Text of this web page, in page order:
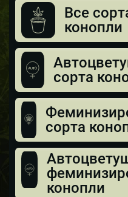
Все
конопли
сорта
сорта
конопли